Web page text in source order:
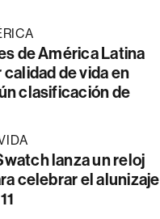
de América Latina
de vida en
clasificación de
lanza un reloj
celebrar el alunizaje